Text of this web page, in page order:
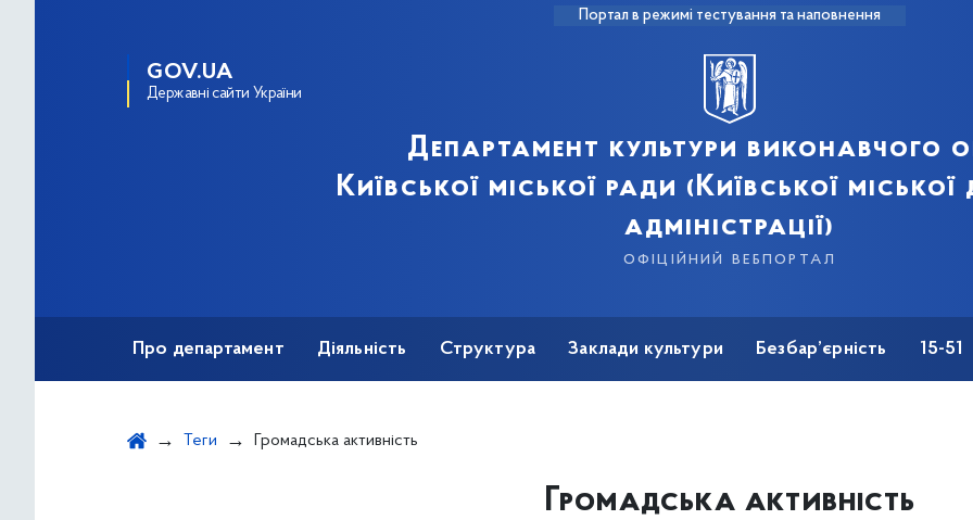
Портал в режимі тестування та наповнення
GOV.UA
Державні сайти України
Департамент культури виконавчого
Київської міської ради (Київської
адміністрації)
офіційний вебпортал
Про департамент Діяльність Структура Заклади культури Безбар’єрність 15-51
Теги Громадська активність
Громадська активність